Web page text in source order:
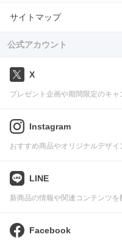
サイトマップ
公式アカウント
X
プレゼント企画や期間限定のキャ
Instagram
おすすめ商品やオリジナルデザ
LINE
新商品の情報や関連コンテンツを
Facebook